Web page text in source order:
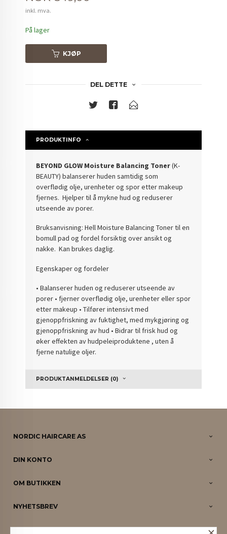
inkl. mva.
På lager
KJØP
DEL DETTE
PRODUKTINFO
BEYOND GLOW Moisture Balancing Toner(K-
BEAUTY) balanserer huden samtidig som
overflødig olje, urenheter og spor etter makeup
fjernes. Hjelper til å mykne hud og reduserer
utseende av porer.
Bruksanvisning: Hell Moisture Balancing Toner til en
bomull pad og fordel forsiktig over ansikt og
nakke. Kan brukes daglig.
Egenskaper og fordeler
• Balanserer huden og reduserer utseende av
porer • fjerner overflødig olje, urenheter eller spor
etter makeup • Tilfører intensivt med
gjenoppfriskning av fuktighet, med mykgjøring og
gjenoppfriskning av hud • Bidrar til frisk hud og
øker effekten av hudpeleiproduktene , uten å
fjerne natulige oljer.
PRODUKTANMELDELSER (0)
NORDIC HAIRCARE AS
DIN KONTO
OM BUTIKKEN
NYHETSBREV
PARTNERE